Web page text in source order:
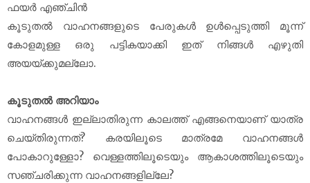
ഫയർ എഞ്ചിൻ
കൂടുതൽ വാഹനങ്ങളുടെ പേരുകൾ ഉൾപ്പെടുത്തി മൂന്ന്
കോളമുള്ള ഒരു പട്ടികയാക്കി ഇത് നിങ്ങൾ എഴുതി
അയയ്ക്കുമല്ലോ.
കൂടുതൽ അറിയാം
വാഹനങ്ങൾ ഇല്ലാതിരുന്ന കാലത്ത് എങ്ങനെയാണ് യാത്ര
ചെയ്തിരുന്നത്? കരയിലൂടെ മാത്രമേ വാഹനങ്ങൾ
പോകാറുള്ളോ? വെള്ളത്തിലൂടെയും ആകാശത്തിലൂടെയും
സഞ്ചരിക്കുന്ന വാഹനങ്ങളില്ലേ?